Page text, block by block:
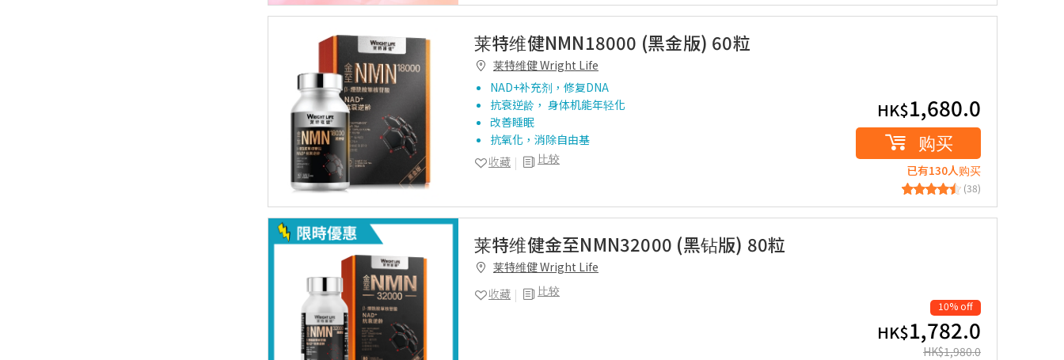
莱特维健NMN18000 (黑金版) 60粒
莱特维健 Wright Life
NAD+补充剂，修复DNA
抗衰逆龄， 身体机能年轻化
改善睡眠
抗氧化，消除自由基
比较
收藏
HK$1,680.0
购买
已有130人购买
(38)
莱特维健金至NMN32000 (黑钻版) 80粒
莱特维健 Wright Life
比较
收藏
10% off
HK$1,782.0
HK$1,980.0